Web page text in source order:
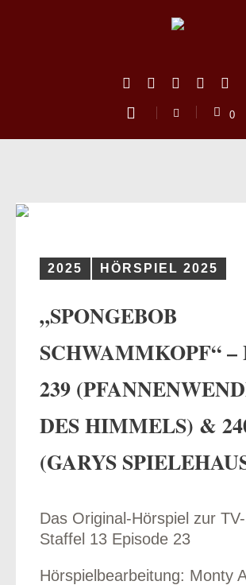
0
2025 HÖRSPIEL 2025
„SPONGEBOB
SCHWAMMKOPF“ –
239
DES HIMMELS) &
(GARYS
Das Original-Hörspiel zur
Staffel 13 Episode 23
Hörspielbearbeitung: Monty